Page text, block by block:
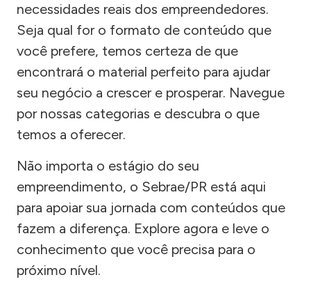
necessidades reais dos empreendedores.
Seja qual for o formato de conteúdo que
você prefere, temos certeza de que
encontrará o material perfeito para ajudar
seu negócio a crescer e prosperar. Navegue
por nossas categorias e descubra o que
temos a oferecer.
Não importa o estágio do seu
empreendimento, o Sebrae/PR está aqui
para apoiar sua jornada com conteúdos que
fazem a diferença. Explore agora e leve o
conhecimento que você precisa para o
próximo nível.